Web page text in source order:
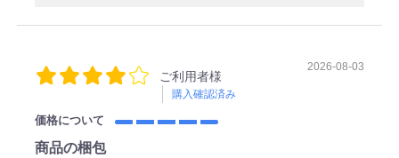
ご利用者様
購入確認済み
2026-08-03
価格について
商品の梱包